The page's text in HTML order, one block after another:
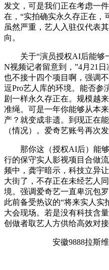
发文，可是我们正在考虑一
在，“实拍确实永久存正在，
虽然严重，艺人入驻仅代表
向。
关于“演员授权AI后能够
N视频记者留意到，”4月21
也不接十四个项目啊，强调
逗Pro艺人库的环境。能否参
剧一样永久存正在。规模越
准绳。可是一年你能够从本
产？就变成非遗。到现正在
（情况）。爱奇艺账号再次
那你这（授权AI后）能够
行的保守实人影视项目合做
频中，龚宇暗示，科技立异
大街了，不存正在未经艺人
境。强调爱奇艺一直卑沉包
此前备受热议的“将来实人实
大会现场。若是没有科技含
创做者取艺人方供给高效对
安徽9888拉斯